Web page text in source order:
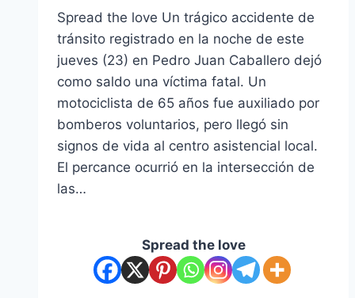
Spread the love Un trágico accidente de
tránsito registrado en la noche de este
jueves (23) en Pedro Juan Caballero dejó
como saldo una víctima fatal. Un
motociclista de 65 años fue auxiliado por
bomberos voluntarios, pero llegó sin
signos de vida al centro asistencial local.
El percance ocurrió en la intersección de
las…
Spread the love